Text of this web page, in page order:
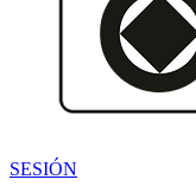
SESIÓN